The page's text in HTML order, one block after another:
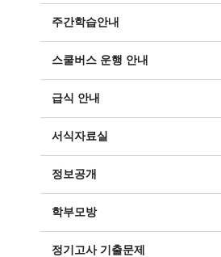
주간학습안내
스쿨버스 운행 안내
급식 안내
서식자료실
정보공개
학부모방
정기고사 기출문제